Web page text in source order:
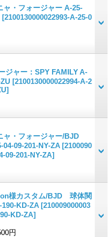
ャ・フォージャー A-25-
[2100130000022993-A-25-0
ジャー：SPY FAMILY A-
[2100130000022994-A-2
ャ・フォージャー/BJD
09-201-NY-ZA [2100090
09-201-NY-ZA]
様カスタム/BJD 球体関
190-KD-ZA [210009000003
KD-ZA]
円